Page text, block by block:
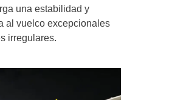
una estabilidad y
al vuelco excepcionales
irregulares.